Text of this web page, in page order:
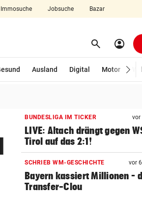
Immosuche Jobsuche Bazar
search Suchen
account_circle
Ausland Digital Motor
BUNDESLIGA IM TICKER vor
LIVE: Altach drängt gegen
Tirol auf das 2:1!
SCHRIEB WM-GESCHICHTE vor
Bayern kassiert Millionen –
Transfer-Clou